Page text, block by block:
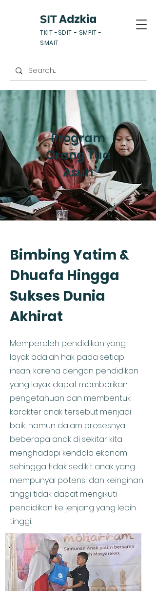
SITAdzkia
TKIT -SDIT - SMPIT -
SMAIT
Program
Orang Tua
Asuh
Bimbing Yatim &
Dhuafa Hingga
Sukses Dunia
Akhirat
Memperoleh pendidikan yang
layak adalah hak pada setiap
insan, karena dengan pendidikan
yang layak dapat memberikan
pengetahuan dan membentuk
karakter anak tersebut menjadi
baik, namun dalam prosesnya
beberapa anak di sekitar kita
menghadapi kendala ekonomi
sehingga tidak sedikit anak yang
mempunyai potensi dan keinginan
tinggi tidak dapat mengikuti
pendidikan ke jenjang yang lebih
tinggi.